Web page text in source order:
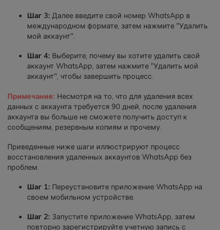
Шаг 3: Далее введите свой номер WhatsApp в
международном формате, затем нажмите "Удалить
мой аккаунт".
Шаг 4: Выберите, почему вы хотите удалить свой
аккаунт WhatsApp, затем нажмите "Удалить мой
аккаунт", чтобы завершить процесс.
Примечание: Несмотря на то, что для удаления всех
данных с аккаунта требуется 90 дней, после удаления
аккаунта вы больше не сможете получить доступ к
сообщениям, резервным копиям и прочему.
Приведенные ниже шаги иллюстрируют процесс
восстановления удаленных аккаунтов WhatsApp без
проблем.
Шаг 1: Переустановите приложение WhatsApp на
своем мобильном устройстве.
Шаг 2: Запустите приложение WhatsApp, затем
повторно зарегистрируйте учетную запись с